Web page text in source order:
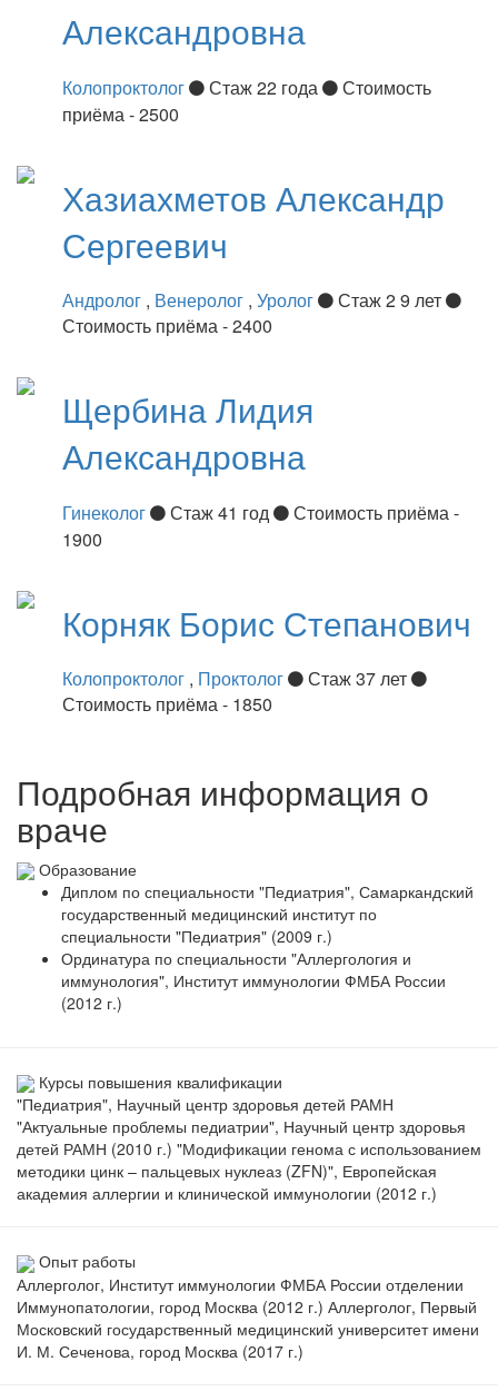
Александровна
Колопроктолог Стаж 22 года
Стоимость
приёма - 2500
Хазиахметов Александр
Сергеевич
Андролог , Венеролог , Уролог
Стаж 2 9 лет
Стоимость приёма - 2400
ЩербинаЛидия
Александровна
Гинеколог Стаж 41 год
Стоимость приёма -
1900
Корняк Борис Степанович
Колопроктолог , Проктолог
Стаж 37 лет
Стоимость приёма - 1850
Подробная информация о
враче
Образование
Диплом по специальности "Педиатрия", Самаркандский
государственный медицинский институт по
специальности "Педиатрия" (2009 г.)
Ординатура по специальности "Аллергология и
иммунология", Институт иммунологии ФМБА России
(2012 г.)
Курсы повышения квалификации
"Педиатрия", Научный центр здоровья детей РАМН
"Актуальные проблемы педиатрии", Научный центр здоровья
детей РАМН (2010 г.) "Модификации генома с использованием
методики цинк – пальцевых нуклеаз (ZFN)", Европейская
академия аллергии и клинической иммунологии (2012 г.)
Опыт работы
Аллерголог, Институт иммунологии ФМБА России отделении
Иммунопатологии, город Москва (2012 г.) Аллерголог, Первый
Московский государственный медицинский университет имени
И. М. Сеченова, город Москва (2017 г.)